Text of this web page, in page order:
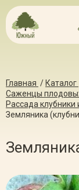
Главная / Каталог
Саженцы
Рассада клубники
Земляника